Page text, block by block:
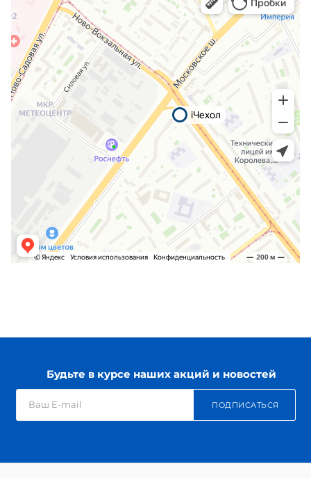
Будьте в курсе наших акций и новостей
ПОДПИСАТЬСЯ